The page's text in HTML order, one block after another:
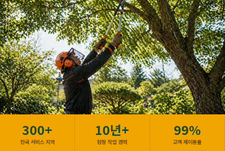
300+
전국 서비스 지역
10년+
현장 작업 경력
99%
고객 재이용률